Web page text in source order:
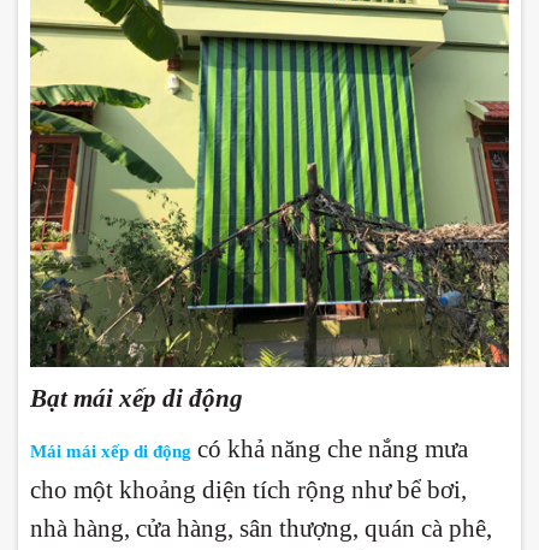
Bạt mái xếp di động
Mái mái xếp di động có khả năng che nắng mưa
cho một khoảng diện tích rộng như bể bơi,
nhà hàng, cửa hàng, sân thượng, quán cà phê,